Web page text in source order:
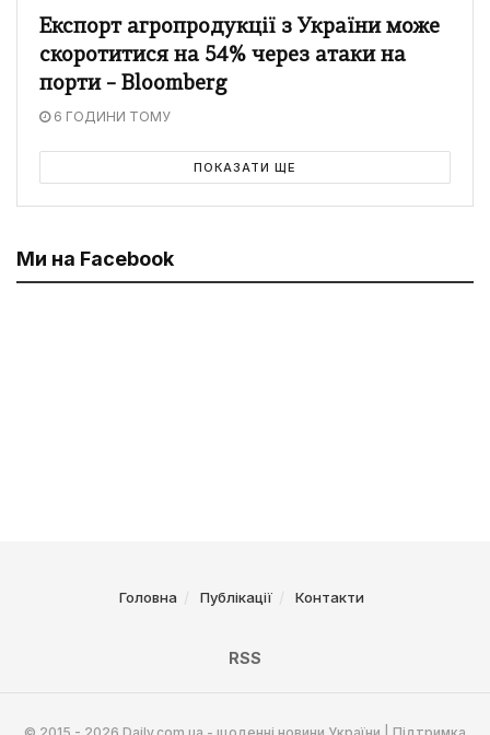
Експорт агропродукції з України може
скоротитися на 54% через атаки на
порти – Bloomberg
6 ГОДИНИ ТОМУ
ПОКАЗАТИ ЩЕ
Ми на Facebook
Головна Публікації Контакти
RSS